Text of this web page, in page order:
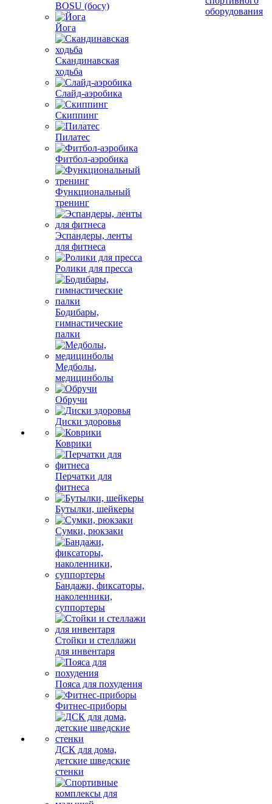
BOSU (босу)
Йога
Скандинавская
ходьба
Слайд-аэробика
Скиппинг
Пилатес
Фитбол-аэробика
Функциональный
тренинг
Эспандеры, ленты
для фитнеса
Ролики для пресса
Бодибары,
гимнастические
палки
Медболы,
медицинболы
Обручи
Диски здоровья
Коврики
Перчатки для
фитнеса
Бутылки, шейкеры
Сумки, рюкзаки
Бандажи, фиксаторы,
наколенники,
суппортеры
Стойки и стеллажи
для инвентаря
Пояса для похудения
Фитнес-приборы
ДСК для дома,
детские шведские
стенки
оборудования